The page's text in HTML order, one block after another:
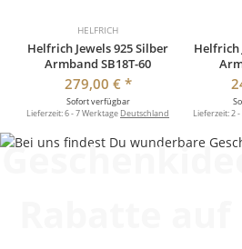
HELFRICH
Helfrich Jewels 925 Silber
Armband SB18T-60
279,00 € *
Sofort verfügbar
Lieferzeit:6 - 7 Werktage Deutschland
Helfrich
Lieferzeit:2